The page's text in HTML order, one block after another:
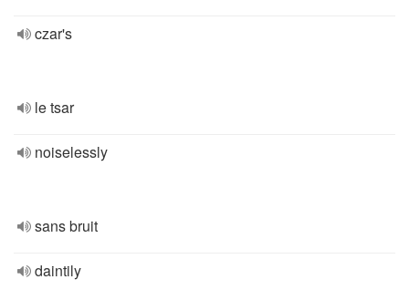
czar's
le tsar
noiselessly
sans bruit
daintily